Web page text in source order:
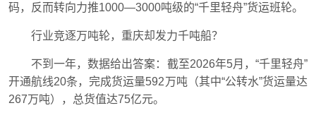
码，反而转向力推1000—3000吨级的“千里轻舟”货运班轮。
行业竞逐万吨轮，重庆却发力千吨船？
不到一年，数据给出答案：截至2026年5月，“千里轻舟”
开通航线20条，完成货运量592万吨（其中“公转水”货运量达
267万吨），总货值达75亿元。